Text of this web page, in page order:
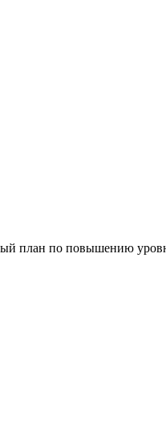
план по повышению